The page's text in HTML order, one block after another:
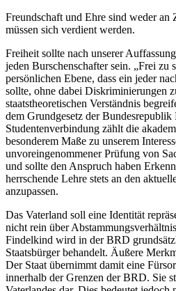
Freundschaft und Ehre sind weder an
müssen sich verdient werden.
Freiheit sollte nach unserer
jeden Burschenschafter sein. „Frei zu
persönlichen Ebene, dass ein jeder
sollte, ohne dabei Diskriminierungen
staatstheoretischen Verständnis
dem Grundgesetz der
Studentenverbindung zählt die
besonderem Maße zu unserem
unvoreingenommener Prüfung von
und sollte den Anspruch haben
herrschende Lehre stets an den
anzupassen.
Das Vaterland soll eine Identität
nicht rein über
Findelkind wird in der BRD
Staatsbürger behandelt. Äußere
Der Staat übernimmt damit eine
innerhalb der Grenzen der BRD. Sie